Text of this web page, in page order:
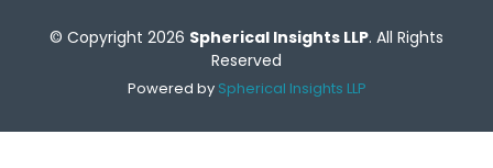
© Copyright 2026 Spherical Insights LLP. All Rights
Reserved
Powered by Spherical Insights LLP